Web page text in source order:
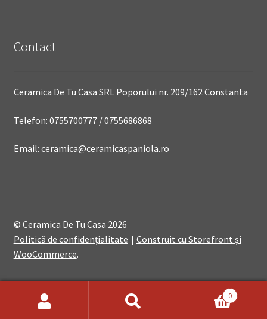
Contact
Ceramica De Tu Casa SRL Poporului nr. 209/162 Constanta
Telefon: 0755700777 / 0755686868
Email: ceramica@ceramicaspaniola.ro
© Ceramica De Tu Casa 2026
Politică de confidențialitate
Construit cu Storefront și
WooCommerce.
0